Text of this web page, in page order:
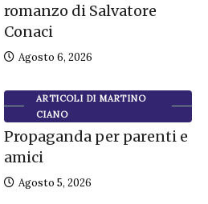
romanzo di Salvatore
Conaci
Agosto 6, 2026
ARTICOLI DI MARTINO
CIANO
Propaganda per parenti e
amici
Agosto 5, 2026